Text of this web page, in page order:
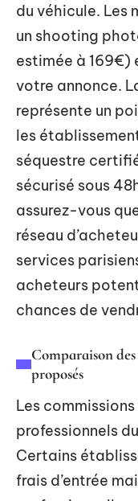
du véhicule. Les
un shooting
estimée à 169€)
votre annonce.
représente un
les
séquestre
sécurisé sous
assurez-vous
réseau
services
acheteurs
chances de
Comparaison des
proposés
Les
professionnels
Certains
frais d’entrée